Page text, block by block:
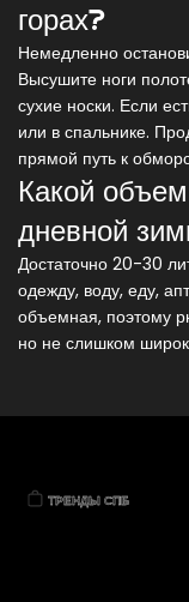
горах?
Немедленно
Высушите ноги
сухие носки. Если
или в спальнике.
прямой путь к
Какой
дневной
Достаточно 20-30
одежду, воду, еду,
объемная, поэтому
но не слишком